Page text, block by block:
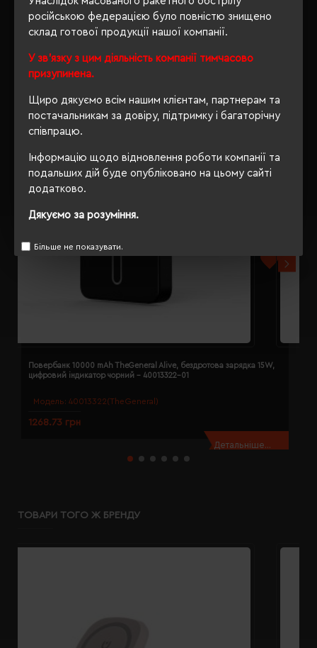
російською федерацією було повністю знищено
склад готової продукції нашої компанії.
У зв'язку з цим діяльність компанії тимчасово
призупинена.
Щиро дякуємо всім нашим клієнтам, партнерам та
постачальникам за довіру, підтримку і багаторічну
співпрацю.
Інформацію щодо відновлення роботи компанії та
подальших дій буде опубліковано на цьому сайті
додатково.
Дякуємо за розуміння.
Більше не показувати.
РЕКОМЕНДУЄМО
НОВИНКА
Модель: 40013322(TheGeneral)
Повербанк 10000 mAh TheGeneral Alive, бездротова зарядка 15W,
цифровий індикатор чорний - 40013322-01
1268.73 грн
Детальніше...
ТОВАРИ ТОГО Ж БРЕНДУ